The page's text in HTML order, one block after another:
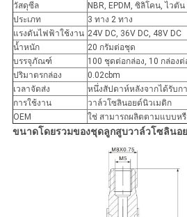
วัสดุซีล
NBR, EPDM, ซิลิโคน, ไว
ประเภท
3 ทาง 2 ทาง
แรงดันไฟฟ้าใช้งาน 24V DC, 36V DC, 48V DC
น้ำหนัก
20 กรัมต่อชุด
บรรจุภัณฑ์
100 ชุดต่อกล่อง, 10 กล่อง
ปริมาตรกล่อง
0.02cbm
เวลาจัดส่ง
หนึ่งสัปดาห์หลังจากได้รับกา
การใช้งาน
วาล์วโซลินอยด์นิวเมติก
OEM
ใช่ สามารถผลิตตามแบบห
ขนาดโดยรวมของชุดลูกสูบวาล์วโซลินอ